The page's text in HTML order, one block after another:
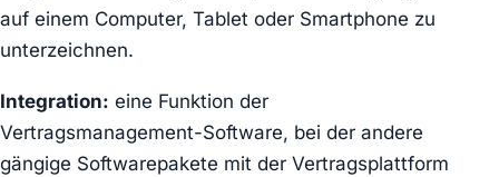
auf einem Computer, Tablet oder Smartphone zu
unterzeichnen.
Integration: eine Funktion der
Vertragsmanagement-Software, bei der andere
gängige Softwarepakete mit der Vertragsplattform